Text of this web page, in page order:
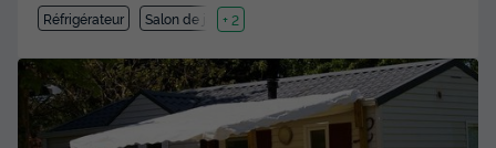
Réfrigérateur
Salon de jardin
+ 2